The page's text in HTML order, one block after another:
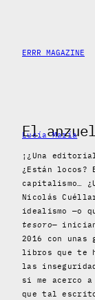
contenido
ERRR MAGAZINE
El
Lucía María
¡¿Una
¿Están locos?
capitalismo…
Nicolás
idealismo —o
tesoro— inician
2016 con unas
libros que te
las
si me acerco
que tal